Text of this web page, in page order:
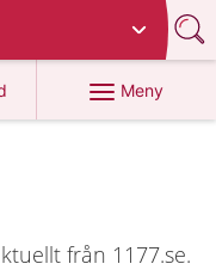
Meny
från 1177.se.